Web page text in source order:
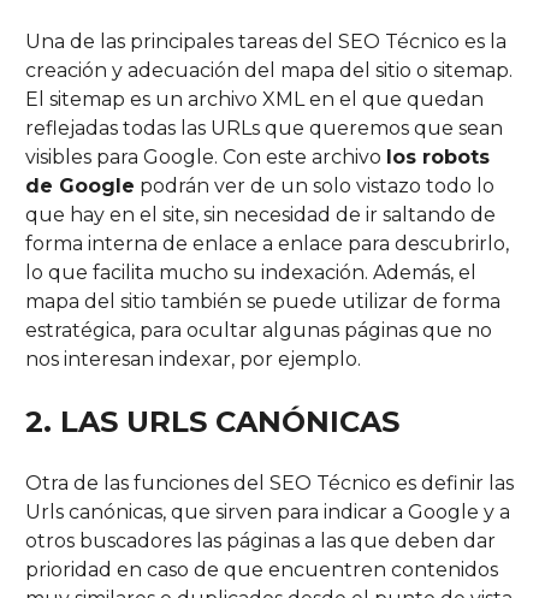
Una de las principales tareas del SEO Técnico es la
creación y adecuación del mapa del sitio o sitemap.
El sitemap es un archivo XML en el que quedan
reflejadas todas las URLs que queremos que sean
visibles para Google. Con este archivo los robots
de Google podrán ver de un solo vistazo todo lo
que hay en el site, sin necesidad de ir saltando de
forma interna de enlace a enlace para descubrirlo,
lo que facilita mucho su indexación. Además, el
mapa del sitio también se puede utilizar de forma
estratégica, para ocultar algunas páginas que no
nos interesan indexar, por ejemplo.
2. LAS URLS CANÓNICAS
Otra de las funciones del SEO Técnico es definir las
Urls canónicas, que sirven para indicar a Google y a
otros buscadores las páginas a las que deben dar
prioridad en caso de que encuentren contenidos